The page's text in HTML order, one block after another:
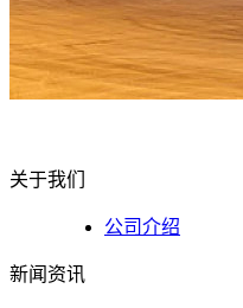
关于我们
公司介绍
新闻资讯